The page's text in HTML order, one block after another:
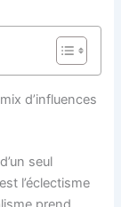
d’influences
seul
l’éclectisme